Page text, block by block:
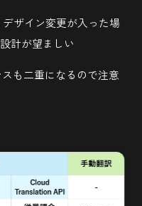
ザイン変更が入った場
計が望ましい
も二重になるので注意